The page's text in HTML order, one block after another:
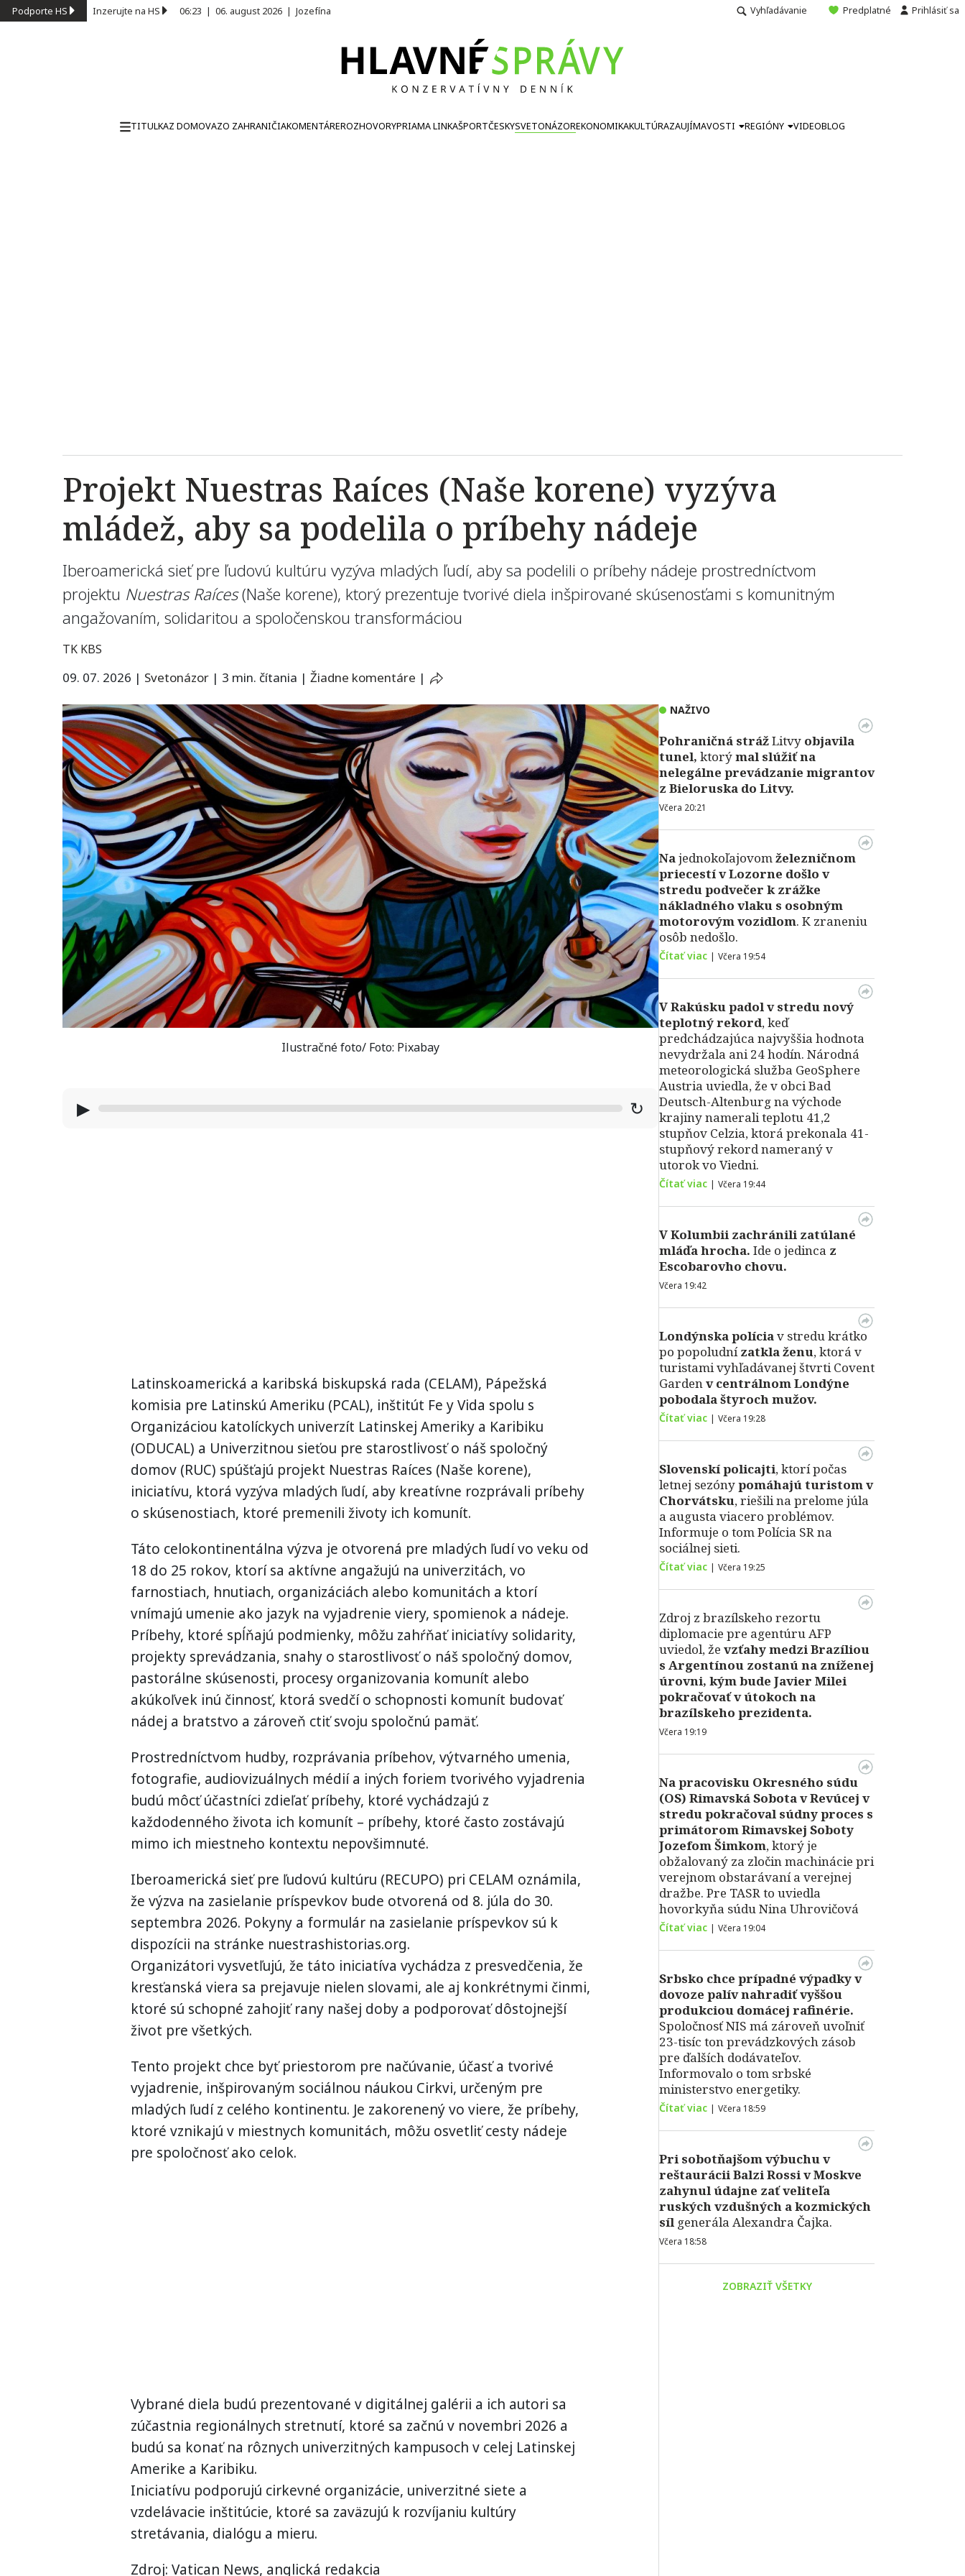
Podporte HS Inzerujte na HS 06:23 | 06. august 2026 | Jozefína Vyhľadávanie Predplatné Prihlásiť sa
TITULKAZ DOMOVAZO ZAHRANIČIAKOMENTÁREROZHOVORYPRIAMA LINKAŠPORTČESKYSVETONÁZOREKONOMIKAKULTÚRAZAUJÍMAVOSTI REGIÓNY VIDEOBLOG
Projekt Nuestras Raíces (Naše korene) vyzýva
mládež, aby sa podelila o príbehy nádeje
Iberoamerická sieť pre ľudovú kultúru vyzýva mladých ľudí, aby sa podelili o príbehy nádeje prostredníctvom
projektu Nuestras Raíces(Naše korene), ktorý prezentuje tvorivé diela inšpirované skúsenosťami s komunitným
angažovaním, solidaritou a spoločenskou transformáciou
TK KBS
09. 07. 2026 | Svetonázor | 3 min. čítania | Žiadne komentáre |
Ilustračné foto/ Foto: Pixabay
▶ ↻
Latinskoamerická a karibská biskupská rada (CELAM), Pápežská
komisia pre Latinskú Ameriku (PCAL), inštitút Fe y Vida spolu s
Organizáciou katolíckych univerzít Latinskej Ameriky a Karibiku
(ODUCAL) a Univerzitnou sieťou pre starostlivosť o náš spoločný
domov (RUC) spúšťajú projekt Nuestras Raíces (Naše korene),
iniciatívu, ktorá vyzýva mladých ľudí, aby kreatívne rozprávali príbehy
o skúsenostiach, ktoré premenili životy ich komunít.
Táto celokontinentálna výzva je otvorená pre mladých ľudí vo veku od
18 do 25 rokov, ktorí sa aktívne angažujú na univerzitách, vo
farnostiach, hnutiach, organizáciách alebo komunitách a ktorí
vnímajú umenie ako jazyk na vyjadrenie viery, spomienok a nádeje.
Príbehy, ktoré spĺňajú podmienky, môžu zahŕňať iniciatívy solidarity,
projekty sprevádzania, snahy o starostlivosť o náš spoločný domov,
pastorálne skúsenosti, procesy organizovania komunít alebo
akúkoľvek inú činnosť, ktorá svedčí o schopnosti komunít budovať
nádej a bratstvo a zároveň ctiť svoju spoločnú pamäť.
Prostredníctvom hudby, rozprávania príbehov, výtvarného umenia,
fotografie, audiovizuálnych médií a iných foriem tvorivého vyjadrenia
budú môcť účastníci zdieľať príbehy, ktoré vychádzajú z
každodenného života ich komunít – príbehy, ktoré často zostávajú
mimo ich miestneho kontextu nepovšimnuté.
Iberoamerická sieť pre ľudovú kultúru (RECUPO) pri CELAM oznámila,
že výzva na zasielanie príspevkov bude otvorená od 8. júla do 30.
septembra 2026. Pokyny a formulár na zasielanie príspevkov sú k
dispozícii na stránke nuestrashistorias.org.
Organizátori vysvetľujú, že táto iniciatíva vychádza z presvedčenia, že
kresťanská viera sa prejavuje nielen slovami, ale aj konkrétnymi činmi,
ktoré sú schopné zahojiť rany našej doby a podporovať dôstojnejší
život pre všetkých.
Tento projekt chce byť priestorom pre načúvanie, účasť a tvorivé
vyjadrenie, inšpirovaným sociálnou náukou Cirkvi, určeným pre
mladých ľudí z celého kontinentu. Je zakorenený vo viere, že príbehy,
ktoré vznikajú v miestnych komunitách, môžu osvetliť cesty nádeje
pre spoločnosť ako celok.
Vybrané diela budú prezentované v digitálnej galérii a ich autori sa
zúčastnia regionálnych stretnutí, ktoré sa začnú v novembri 2026 a
budú sa konať na rôznych univerzitných kampusoch v celej Latinskej
Amerike a Karibiku.
Iniciatívu podporujú cirkevné organizácie, univerzitné siete a
vzdelávacie inštitúcie, ktoré sa zaväzujú k rozvíjaniu kultúry
stretávania, dialógu a mieru.
Zdroj: Vatican News, anglická redakcia
NAŽIVO
Pohraničná strážLitvy objavila
tunel, ktorýmal slúžiť na
nelegálne prevádzanie migrantov
z Bieloruska do Litvy.
Včera 20:21
Najednokoľajovomželezničnom
priecestí v Lozorne došlo v
stredu podvečer k zrážke
nákladného vlaku s osobným
motorovým vozidlom. K zraneniu
osôb nedošlo.
Čítať viac | Včera 19:54
V Rakúsku padol v stredu nový
teplotný rekord, keď
predchádzajúca najvyššia hodnota
nevydržala ani 24 hodín. Národná
meteorologická služba GeoSphere
Austria uviedla, že v obci Bad
Deutsch-Altenburg na východe
krajiny namerali teplotu 41,2
stupňov Celzia, ktorá prekonala 41-
stupňový rekord nameraný v
utorok vo Viedni.
Čítať viac | Včera 19:44
V Kolumbii zachránili zatúlané
mláďa hrocha. Ide o jedinca z
Escobarovho chovu.
Včera 19:42
Londýnska políciav stredu krátko
po popoludnízatkla ženu, ktorá v
turistami vyhľadávanej štvrti Covent
Gardenv centrálnom Londýne
pobodala štyroch mužov.
Čítať viac | Včera 19:28
Slovenskí policajti, ktorí počas
letnej sezónypomáhajú turistom v
Chorvátsku, riešili na prelome júla
a augusta viacero problémov.
Informuje o tom Polícia SR na
sociálnej sieti.
Čítať viac | Včera 19:25
Zdroj z brazílskeho rezortu
diplomacie pre agentúru AFP
uviedol, že vzťahy medzi Brazíliou
s Argentínou zostanú na zníženej
úrovni, kým bude Javier Milei
pokračovať v útokoch na
brazílskeho prezidenta.
Včera 19:19
Na pracovisku Okresného súdu
(OS) Rimavská Sobota v Revúcej v
stredu pokračoval súdny proces s
primátorom Rimavskej Soboty
Jozefom Šimkom, ktorý je
obžalovaný za zločin machinácie pri
verejnom obstarávaní a verejnej
dražbe. Pre TASR to uviedla
hovorkyňa súdu Nina Uhrovičová
Čítať viac | Včera 19:04
Srbsko chce prípadné výpadky v
dovoze palív nahradiť vyššou
produkciou domácej rafinérie.
Spoločnosť NIS má zároveň uvoľniť
23-tisíc ton prevádzkových zásob
pre ďalších dodávateľov.
Informovalo o tom srbské
ministerstvo energetiky.
Čítať viac | Včera 18:59
Pri sobotňajšom výbuchu v
reštaurácii Balzi Rossi v Moskve
zahynul údajne zať veliteľa
ruských vzdušných a kozmických
síl generála Alexandra Čajka.
Včera 18:58
ZOBRAZIŤ VŠETKY